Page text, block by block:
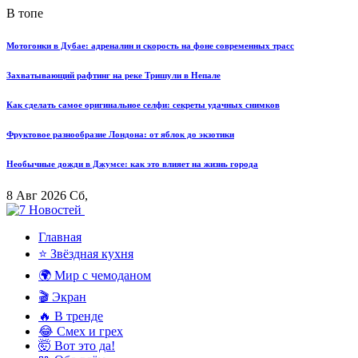
В топе
Мотогонки в Дубае: адреналин и скорость на фоне современных трасс
Захватывающий рафтинг на реке Тришули в Непале
Как сделать самое оригинальное селфи: секреты удачных снимков
Фруктовое разнообразие Лондона: от яблок до экзотики
Необычные дожди в Джумсе: как это влияет на жизнь города
8 Авг 2026 Сб,
Главная
⭐ Звёздная кухня
🌍 Мир с чемоданом
🎬 Экран
🔥 В тренде
😂 Смех и грех
🤯 Вот это да!